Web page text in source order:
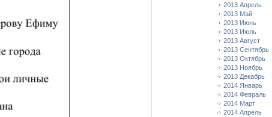
2013 Апрель
2013 Май
2013 Июнь
2013 Июль
2013 Август
2013 Сентябрь
2013 Октябрь
2013 Ноябрь
2013 Декабрь
2014 Январь
2014 Февраль
2014 Март
2014 Апрель